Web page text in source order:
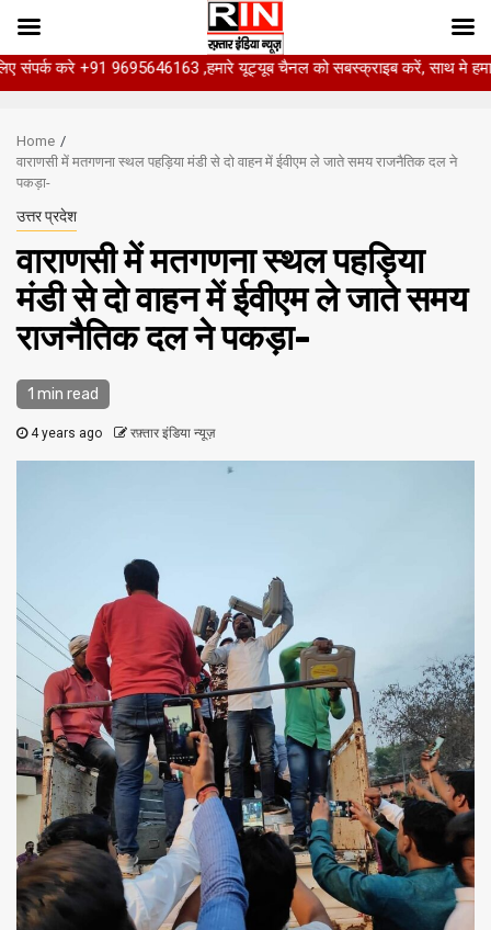
9695646163 ,हमारे यूट्यूब चैनल को सबस्क्राइब करें, साथ मे हमारे फेसबुक को
content
Home
वाराणसी में मतगणना स्‍थल पहड़‍िया मंडी से दो वाहन में ईवीएम ले जाते समय राजनैतिक दल ने
पकड़ा-
उत्तर प्रदेश
वाराणसी में मतगणना स्‍थल पहड़‍िया
मंडी से दो वाहन में ईवीएम ले जाते समय
राजनैतिक दल ने पकड़ा-
1 min read
4 years ago रफ़्तार इंडिया न्यूज़